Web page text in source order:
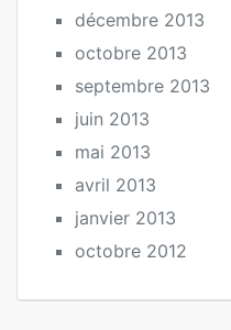
décembre 2013
octobre 2013
septembre 2013
juin 2013
mai 2013
avril 2013
janvier 2013
octobre 2012